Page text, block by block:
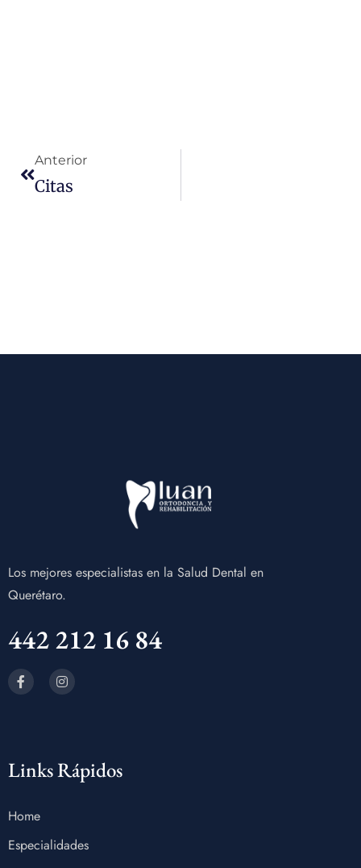
Anterior
Citas
Los mejores especialistas en la Salud Dental en
Querétaro.
442 212 16 84
Links Rápidos
Home
Especialidades